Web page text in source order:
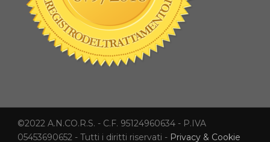
©2022 A.N.CO.R.S. - C.F. 95124960634 - P.IVA
05453690652 - Tutti i diritti riservati - Privacy & Cookie